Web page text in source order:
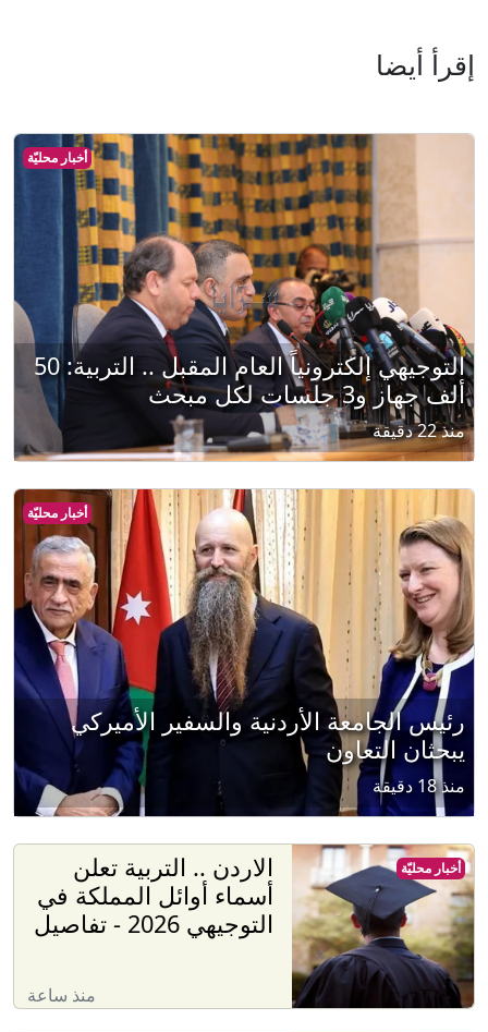
إقرأ أيضا
أخبار محليّة
التوجيهي إلكترونياً العام المقبل .. التربية: 50
ألف جهاز و3 جلسات لكل مبحث
منذ 22 دقيقة
أخبار محليّة
رئيس الجامعة الأردنية والسفير الأميركي
يبحثان التعاون
منذ 18 دقيقة
الاردن .. التربية تعلن
أسماء أوائل المملكة في
التوجيهي 2026 - تفاصيل
منذ ساعة
أخبار محليّة